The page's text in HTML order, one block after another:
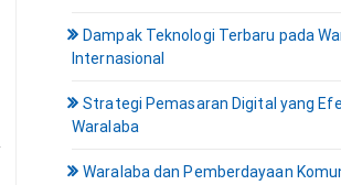
Dampak Teknologi Terbaru pada
Internasional
Strategi Pemasaran Digital yang
Waralaba
Waralaba dan Pemberdayaan